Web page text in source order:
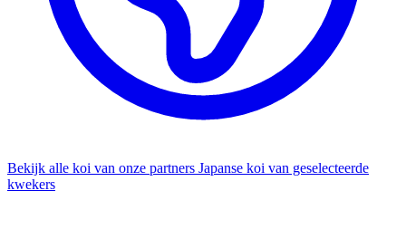
Bekijk alle koi van onze partners Japanse koi van geselecteerde
kwekers